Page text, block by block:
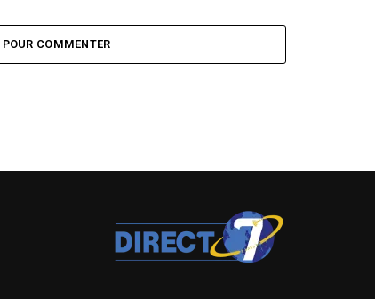
COMMENTER